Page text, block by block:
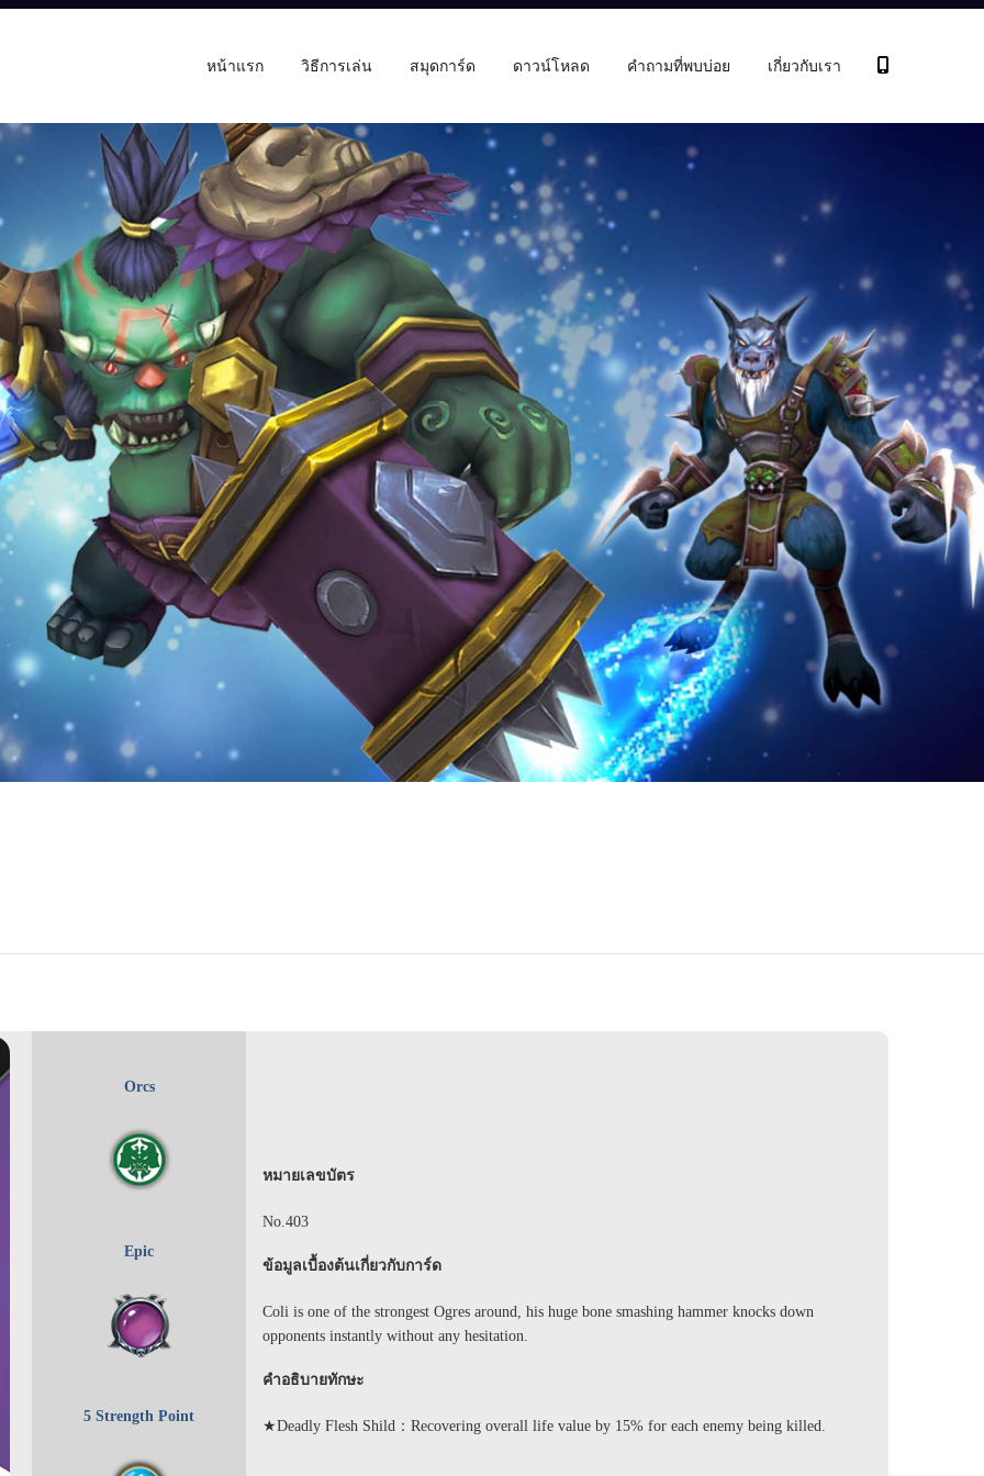
หน้าแรก วิธีการเล่น สมุดการ์ด ดาวน์โหลด คำถามที่พบบ่อย เกี่ยวกับเรา
Orcs
Epic
5 Strength Point
หมายเลขบัตร
No.403
ข้อมูลเบื้องต้นเกี่ยวกับการ์ด
Coli is one of the strongest Ogres around, his huge bone smashing hammer knocks down
opponents instantly without any hesitation.
คำอธิบายทักษะ
★Deadly Flesh Shild：Recovering overall life value by 15% for each enemy being killed.